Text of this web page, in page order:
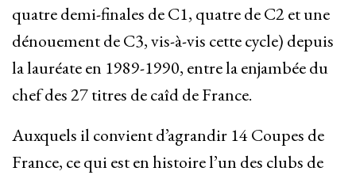
quatre demi-finales de C1, quatre de C2 et une
dénouement de C3, vis-à-vis cette cycle) depuis
la lauréate en 1989-1990, entre la enjambée du
chef des 27 titres de caîd de France.
Auxquels il convient d’agrandir 14 Coupes de
France, ce qui est en histoire l’un des clubs de